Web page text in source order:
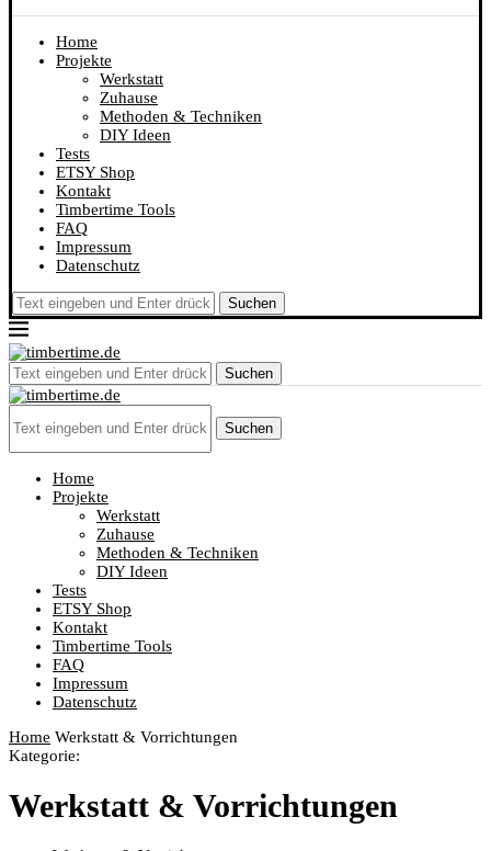
Home
Projekte
Werkstatt
Zuhause
Methoden & Techniken
DIY Ideen
Tests
ETSY Shop
Kontakt
Timbertime Tools
FAQ
Impressum
Datenschutz
Suchen
Suchen
Suchen
Home
Projekte
Werkstatt
Zuhause
Methoden & Techniken
DIY Ideen
Tests
ETSY Shop
Kontakt
Timbertime Tools
FAQ
Impressum
Datenschutz
Home Werkstatt & Vorrichtungen
Kategorie:
Werkstatt & Vorrichtungen